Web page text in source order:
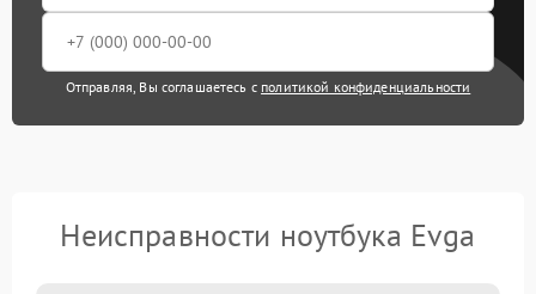
Отправляя, Вы соглашаетесь с политикой конфиденциальности
Неисправности ноутбука Evga